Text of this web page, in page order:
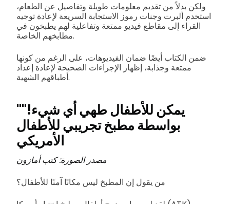
ولكن بدلاً من تقديم معلومات طويلة وتفاصيل عن الطعام،
استخدم ألبرت وجنات رموز الاستجابة السريعة لإعادة توجيه
القراء إلى مقاطع فيديو ممتعة وتفاعلية لهم يطبخون في
مطابخهم الخاصة.
ضمن الكتاب أيضًا ضمان الفيديوهات، على الرغم من كونها
ممتعة وجذابة، إظهار الإجراءات الصحيحة لإعادة إعداد
أطباقهم الشهية.
"يمكن للأطفال طهي أي شيء!"
بواسطة مطبخ تجريبي للأطفال
الأمريكي
مصدر الصورة: كتب أمازون
من يقول إن المطبخ ليس مكانًا آمنًا للأطفال؟